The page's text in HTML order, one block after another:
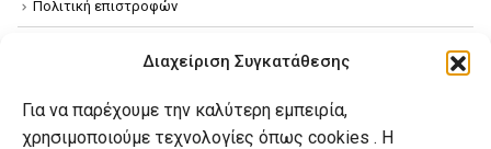
Διαχείριση Συγκατάθεσης
Για να παρέχουμε την καλύτερη εμπειρία,
χρησιμοποιούμε τεχνολογίες όπως cookies . Η
Πολιτική επιστροφών
Πολιτική Cookies